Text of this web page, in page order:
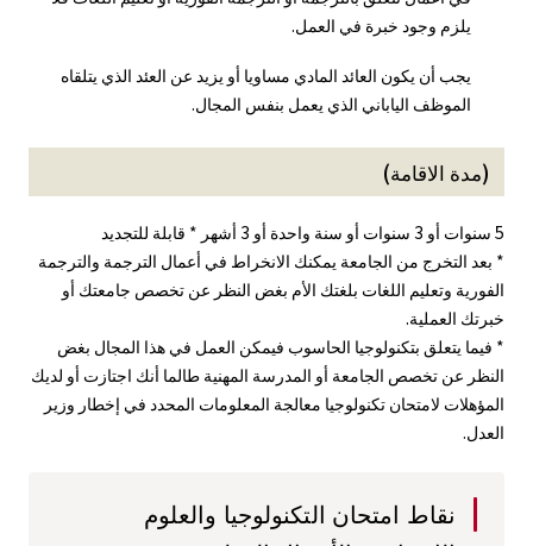
يلزم وجود خبرة في العمل.
يجب أن يكون العائد المادي مساويا أو يزيد عن العئد الذي يتلقاه
الموظف الياباني الذي يعمل بنفس المجال.
(مدة الاقامة)
5 سنوات أو 3 سنوات أو سنة واحدة أو 3 أشهر * قابلة للتجديد
* بعد التخرج من الجامعة يمكنك الانخراط في أعمال الترجمة والترجمة
الفورية وتعليم اللغات بلغتك الأم بغض النظر عن تخصص جامعتك أو
خبرتك العملية.
* فيما يتعلق بتكنولوجيا الحاسوب فيمكن العمل في هذا المجال بغض
النظر عن تخصص الجامعة أو المدرسة المهنية طالما أنك اجتازت أو لديك
المؤهلات لامتحان تكنولوجيا معالجة المعلومات المحدد في إخطار وزير
العدل.
نقاط امتحان التكنولوجيا والعلوم